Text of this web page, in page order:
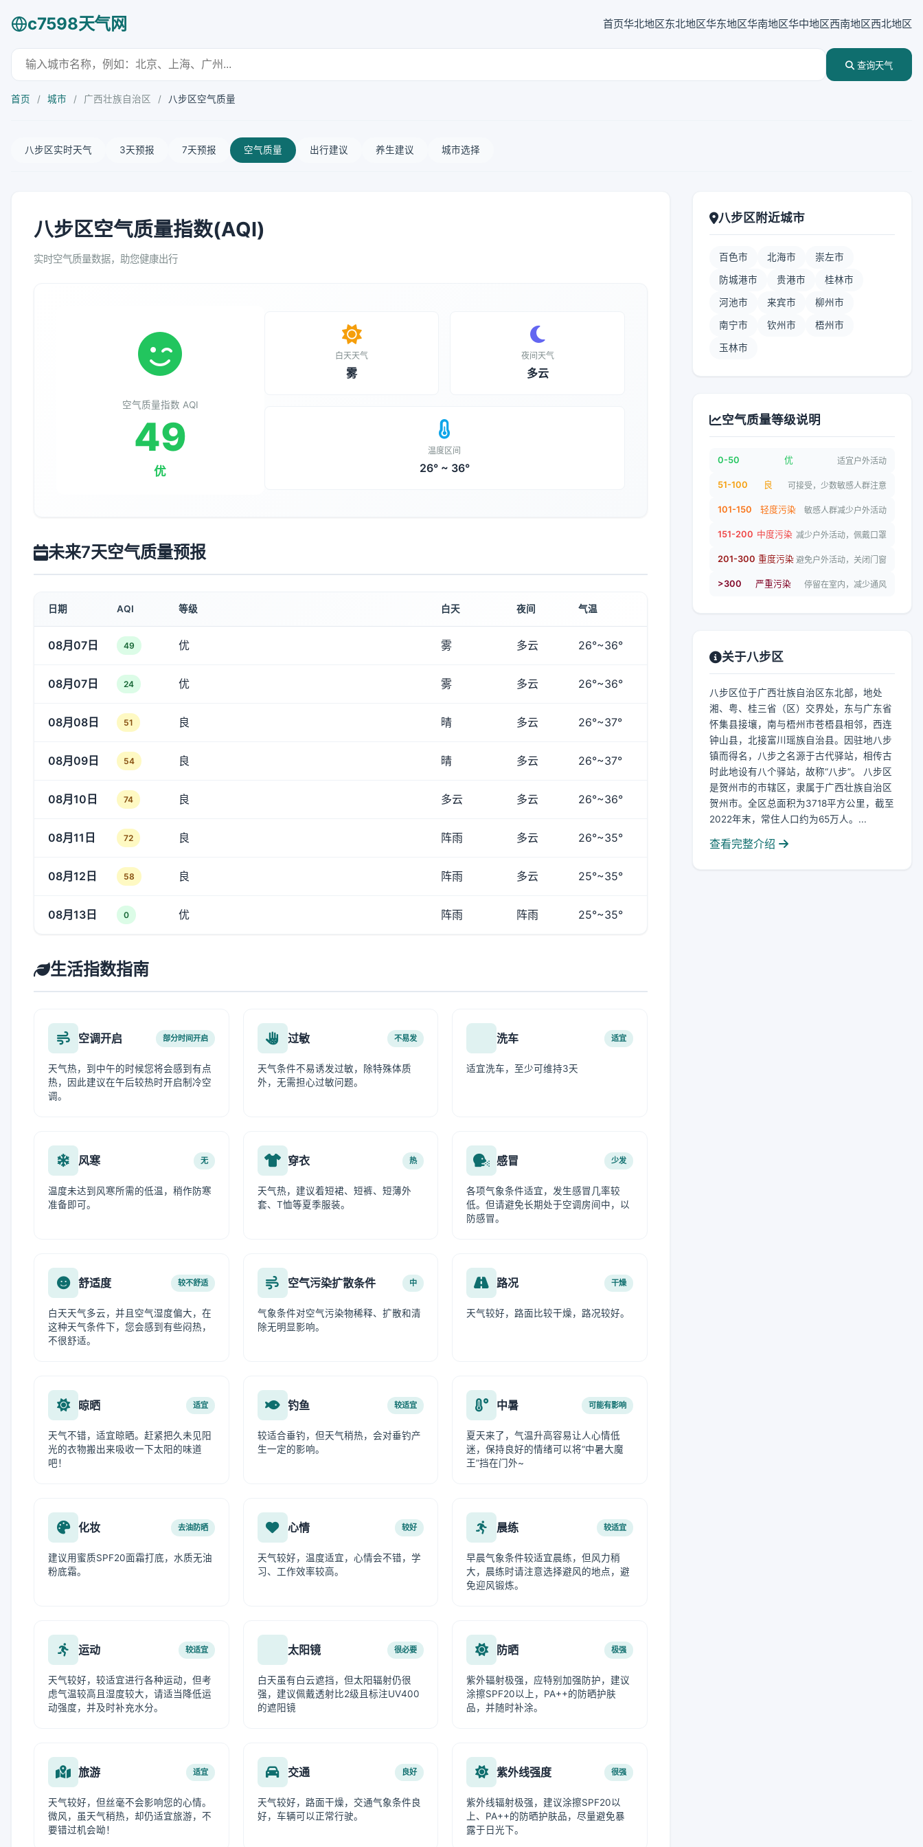
c7598天气网 首页华北地区东北地区华东地区华南地区华中地区西南地区西北地区
查询天气
首页 / 城市 / 广西壮族自治区 / 八步区空气质量
八步区实时天气 3天预报 7天预报 空气质量 出行建议 养生建议 城市选择
八步区空气质量指数(AQI)
实时空气质量数据，助您健康出行
空气质量指数 AQI
49
优
白天天气
雾
夜间天气
多云
温度区间
26° ~ 36°
未来7天空气质量预报
日期 AQI 等级 白天 夜间 气温
08月07日 49 优 雾 多云 26°~36°
08月07日 24 优 雾 多云 26°~36°
08月08日 51 良 晴 多云 26°~37°
08月09日 54 良 晴 多云 26°~37°
08月10日 74 良 多云 多云 26°~36°
08月11日 72 良 阵雨 多云 26°~35°
08月12日 58 良 阵雨 多云 25°~35°
08月13日 0 优 阵雨 阵雨 25°~35°
生活指数指南
空调开启 部分时间开启
天气热，到中午的时候您将会感到有点
热，因此建议在午后较热时开启制冷空
调。
过敏 不易发
天气条件不易诱发过敏，除特殊体质
外，无需担心过敏问题。
洗车 适宜
适宜洗车，至少可维持3天
风寒 无
温度未达到风寒所需的低温，稍作防寒
准备即可。
穿衣 热
天气热，建议着短裙、短裤、短薄外
套、T恤等夏季服装。
感冒 少发
各项气象条件适宜，发生感冒几率较
低。但请避免长期处于空调房间中，以
防感冒。
舒适度 较不舒适
白天天气多云，并且空气湿度偏大，在
这种天气条件下，您会感到有些闷热，
不很舒适。
空气污染扩散条件 中
气象条件对空气污染物稀释、扩散和清
除无明显影响。
路况 干燥
天气较好，路面比较干燥，路况较好。
晾晒 适宜
天气不错，适宜晾晒。赶紧把久未见阳
光的衣物搬出来吸收一下太阳的味道
吧！
钓鱼 较适宜
较适合垂钓，但天气稍热，会对垂钓产
生一定的影响。
中暑 可能有影响
夏天来了，气温升高容易让人心情低
迷，保持良好的情绪可以将“中暑大魔
王”挡在门外~
化妆 去油防晒
建议用蜜质SPF20面霜打底，水质无油
粉底霜。
心情 较好
天气较好，温度适宜，心情会不错，学
习、工作效率较高。
晨练 较适宜
早晨气象条件较适宜晨练，但风力稍
大，晨练时请注意选择避风的地点，避
免迎风锻炼。
运动 较适宜
天气较好，较适宜进行各种运动，但考
虑气温较高且湿度较大，请适当降低运
动强度，并及时补充水分。
太阳镜 很必要
白天虽有白云遮挡，但太阳辐射仍很
强，建议佩戴透射比2级且标注UV400
的遮阳镜
防晒 极强
紫外辐射极强，应特别加强防护，建议
涂擦SPF20以上，PA++的防晒护肤
品，并随时补涂。
旅游 适宜
天气较好，但丝毫不会影响您的心情。
微风，虽天气稍热，却仍适宜旅游，不
要错过机会呦！
交通 良好
天气较好，路面干燥，交通气象条件良
好，车辆可以正常行驶。
紫外线强度 很强
紫外线辐射极强，建议涂擦SPF20以
上、PA++的防晒护肤品，尽量避免暴
露于日光下。
八步区附近城市
百色市 北海市 崇左市
防城港市 贵港市 桂林市
河池市 来宾市 柳州市
南宁市 钦州市 梧州市
玉林市
空气质量等级说明
0-50 优 适宜户外活动
51-100 良 可接受，少数敏感人群注意
101-150 轻度污染 敏感人群减少户外活动
151-200 中度污染 减少户外活动，佩戴口罩
201-300 重度污染 避免户外活动，关闭门窗
>300 严重污染 停留在室内，减少通风
关于八步区
八步区位于广西壮族自治区东北部，地处
湘、粤、桂三省（区）交界处，东与广东省
怀集县接壤，南与梧州市苍梧县相邻，西连
钟山县，北接富川瑶族自治县。因驻地八步
镇而得名，八步之名源于古代驿站，相传古
时此地设有八个驿站，故称“八步”。 八步区
是贺州市的市辖区，隶属于广西壮族自治区
贺州市。全区总面积为3718平方公里，截至
2022年末，常住人口约为65万人。...
查看完整介绍